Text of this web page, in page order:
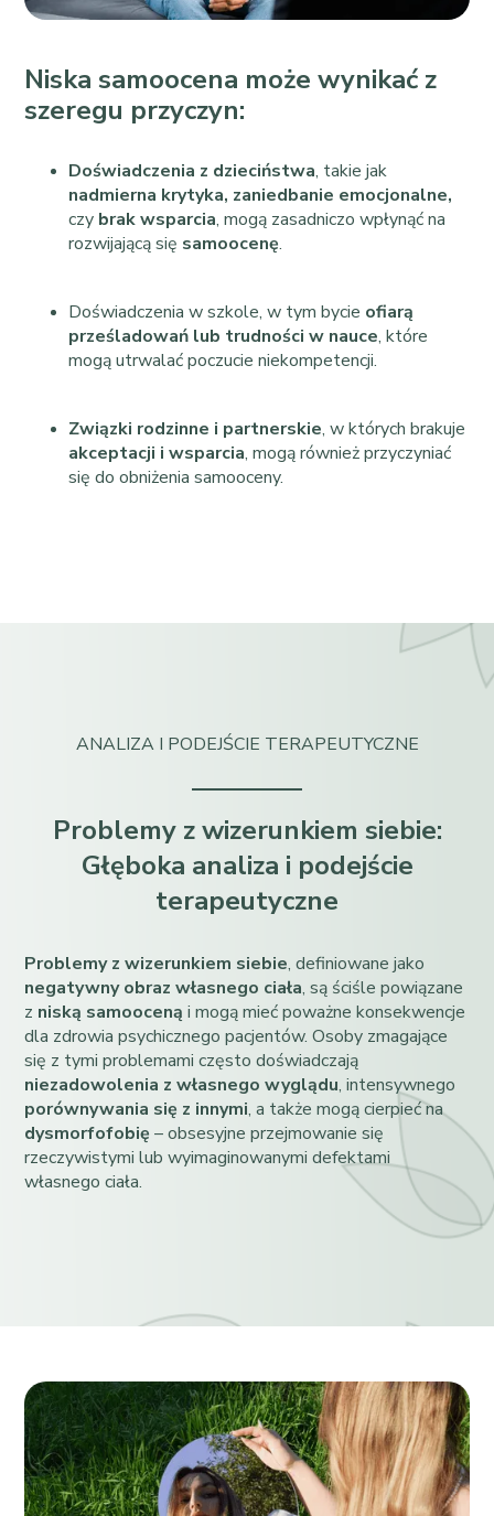
Niska samoocena może wynikać z
szeregu przyczyn:
Doświadczenia z dzieciństwa, takie jak
nadmierna krytyka, zaniedbanie emocjonalne,
czy brak wsparcia, mogą zasadniczo wpłynąć na
rozwijającą się samoocenę.
Doświadczenia w szkole, w tym bycie ofiarą
prześladowań lub trudności w nauce, które
mogą utrwalać poczucie niekompetencji.
Związki rodzinne i partnerskie, w których brakuje
akceptacji i wsparcia, mogą również przyczyniać
się do obniżenia samooceny.
ANALIZA I PODEJŚCIE TERAPEUTYCZNE
Problemy z wizerunkiem siebie:
Głęboka analiza i podejście
terapeutyczne
Problemy z wizerunkiem siebie, definiowane jako
negatywny obraz własnego ciała, są ściśle powiązane
z niską samooceną i mogą mieć poważne konsekwencje
dla zdrowia psychicznego pacjentów. Osoby zmagające
się z tymi problemami często doświadczają
niezadowolenia z własnego wyglądu, intensywnego
porównywania się z innymi, a także mogą cierpieć na
dysmorfofobię – obsesyjne przejmowanie się
rzeczywistymi lub wyimaginowanymi defektami
własnego ciała.